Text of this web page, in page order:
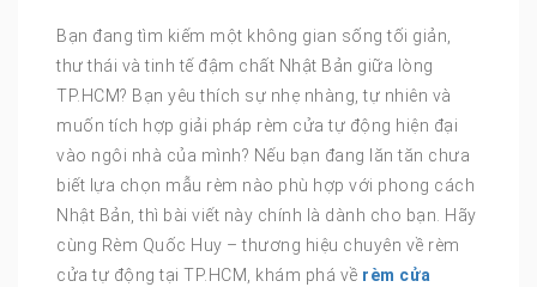
Bạn đang tìm kiếm một không gian sống tối giản,
thư thái và tinh tế đậm chất Nhật Bản giữa lòng
TP.HCM? Bạn yêu thích sự nhẹ nhàng, tự nhiên và
muốn tích hợp giải pháp rèm cửa tự động hiện đại
vào ngôi nhà của mình? Nếu bạn đang lăn tăn chưa
biết lựa chọn mẫu rèm nào phù hợp với phong cách
Nhật Bản, thì bài viết này chính là dành cho bạn. Hãy
cùng Rèm Quốc Huy – thương hiệu chuyên về rèm
cửa tự động tại TP.HCM, khám phá về rèm cửa